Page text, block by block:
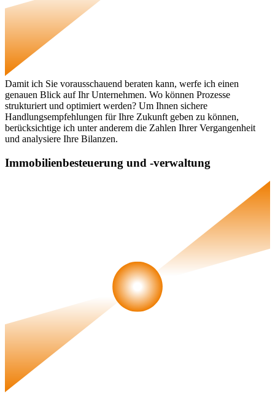
Damit ich Sie vorausschauend beraten kann, werfe ich einen
genauen Blick auf Ihr Unternehmen. Wo können Prozesse
strukturiert und optimiert werden? Um Ihnen sichere
Handlungsempfehlungen für Ihre Zukunft geben zu können,
berücksichtige ich unter anderem die Zahlen Ihrer Vergangenheit
und analysiere Ihre Bilanzen.
Immobilienbesteuerung und -verwaltung